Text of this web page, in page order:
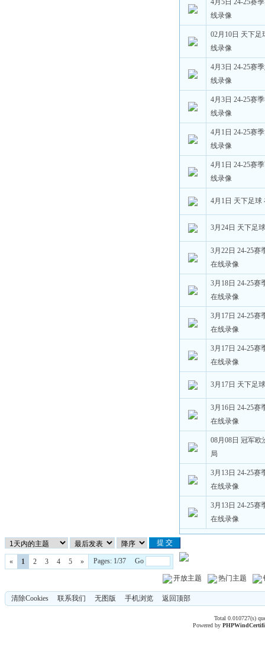
4月5日 24-25赛
线录像
02月10日 天下
线录像
4月3日 24-25赛
线录像
4月3日 24-25赛
线录像
4月1日 24-25赛
线录像
4月1日 24-25赛
线录像
4月1日 天下足球
3月24日 天下足
3月22日 24-25赛
在线录像
3月18日 24-25赛
在线录像
3月17日 24-25赛
在线录像
3月17日 24-25赛
在线录像
3月17日 天下足
3月16日 24-25赛
在线录像
08月08日 冠军
局
3月13日 24-25赛
在线录像
3月13日 24-25赛
在线录像
« 1 2 3 4 5 » Pages: 1/37 Go
开放主题 热门主题
清除Cookies 联系我们 无图版 手机浏览 返回顶部
Total 0.010727(s)
Powered byPHPWind